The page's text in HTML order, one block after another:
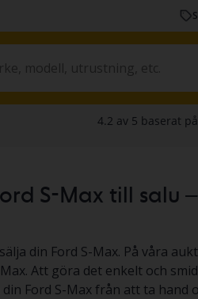
S-Max till salu
din Ford S-Max. På våra
Att göra det enkelt och
Ford S-Max från att ta